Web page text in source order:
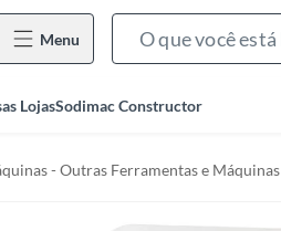
Menu
LojasSodimac Constructor
- Outras Ferramentas e Máquinas